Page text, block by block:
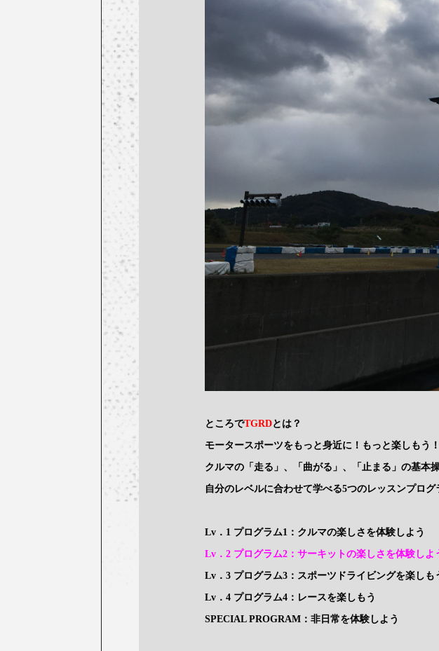
ところでTGRDとは？
モータースポーツをもっと身近に！もっと楽しもう
クルマの「走る」、「曲がる」、「止まる」の基本
自分のレベルに合わせて学べる5つのレッスンプログ
Lv．1 プログラム1：クルマの楽しさを体験しよう
Lv．2 プログラム2：サーキットの楽しさを体験しよ
Lv．3 プログラム3：スポーツドライビングを楽しも
Lv．4 プログラム4：レースを楽しもう
SPECIAL PROGRAM：非日常を体験しよう